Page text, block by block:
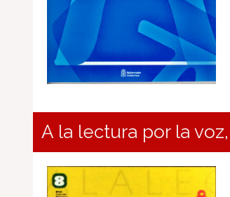
A la lectura por la